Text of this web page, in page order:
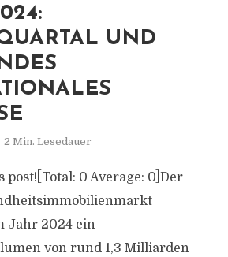
UND
2 Min. Lesedauer
post![Total: 0 Average: 0]Der
Jahr 2024 ein
von rund 1,3 Milliarden